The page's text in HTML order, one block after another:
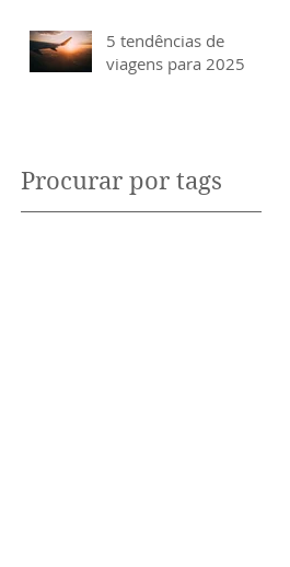
que só cresce
5 tendências de
viagens para 2025
Procurar por tags